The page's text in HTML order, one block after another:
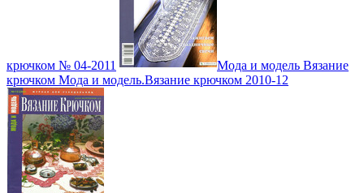
крючком № 04-2011
Мода и модель Вязание
крючком Мода и модель.Вязание крючком 2010-12